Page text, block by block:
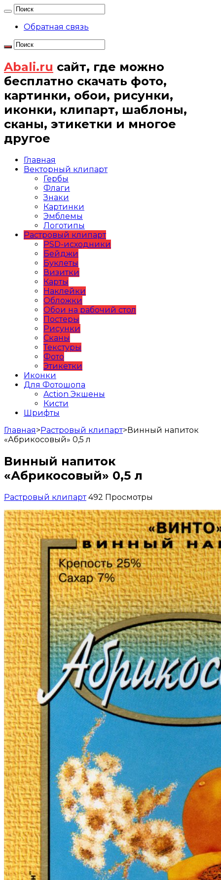
Обратная связь
Abali.ru сайт, где можно
бесплатно скачать фото,
картинки, обои, рисунки,
иконки, клипарт, шаблоны,
сканы, этикетки и многое
другое
Главная
Векторный клипарт
Гербы
Флаги
Знаки
Картинки
Эмблемы
Логотипы
Растровый клипарт
PSD-исходники
Бейджи
Буклеты
Визитки
Карты
Наклейки
Обложки
Обои на рабочий стол
Постеры
Рисунки
Сканы
Текстуры
Фото
Этикетки
Иконки
Для Фотошопа
Action Экшены
Кисти
Шрифты
Главная>Растровый клипарт>Винный напиток
«Абрикосовый» 0,5 л
Винный напиток
«Абрикосовый» 0,5 л
Растровый клипарт 492 Просмотры